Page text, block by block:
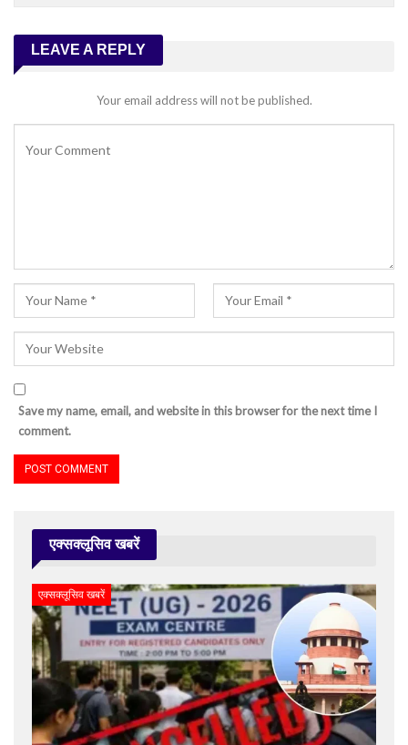
LEAVE A REPLY
Your email address will not be published.
Save my name, email, and website in this browser for the next time I
comment.
एक्सक्लूसिव खबरें
एक्सक्लूसिव खबरें